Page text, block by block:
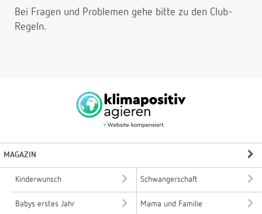
Bei Fragen und Problemen gehe bitte zu den Club-
Regeln.
MAGAZIN
Kinderwunsch Schwangerschaft
Babys erstes Jahr Mama und Familie